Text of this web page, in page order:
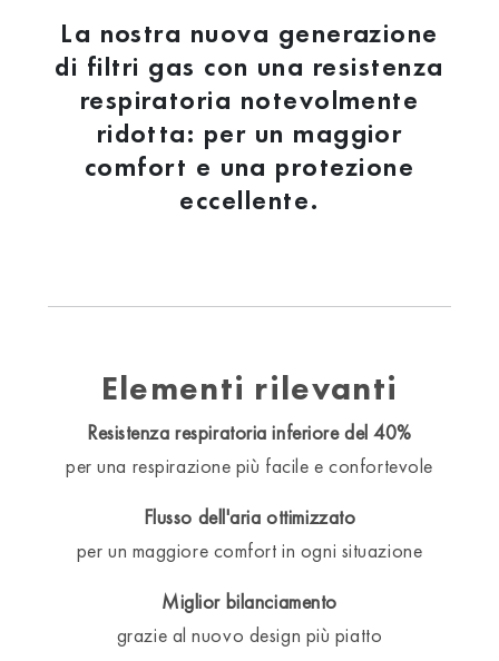
La nostra nuova generazione
di filtri gas con una resistenza
respiratoria notevolmente
ridotta: per un maggior
comfort e una protezione
eccellente.
Elementi rilevanti
Resistenza respiratoria inferiore del 40%
per una respirazione più facile e confortevole
Flusso dell'aria ottimizzato
per un maggiore comfort in ogni situazione
Miglior bilanciamento
grazie al nuovo design più piatto